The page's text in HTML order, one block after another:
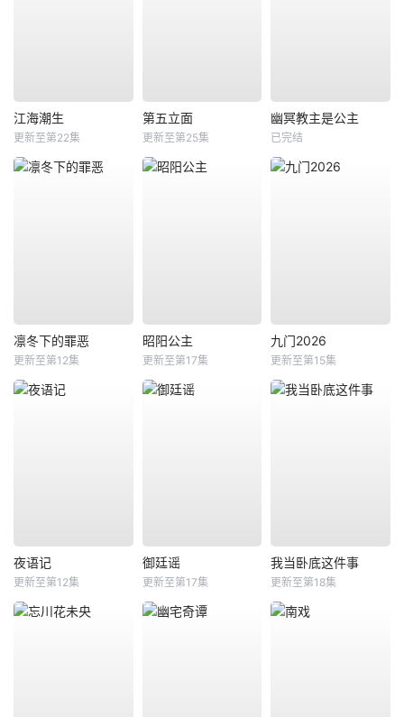
江海潮生
更新至第22集
第五立面
更新至第25集
幽冥教主是公主
已完结
凛冬下的罪恶
更新至第12集
昭阳公主
更新至第17集
九门2026
更新至第15集
夜语记
更新至第12集
御廷谣
更新至第17集
我当卧底这件事
更新至第18集